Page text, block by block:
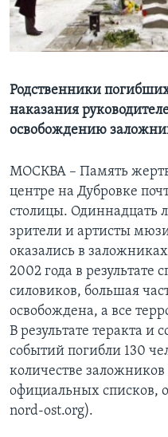
Learning English
Родственники
наказания
освобождению
МОСКВА – Память
центре на Дубровке
столицы. Одиннадцать
зрители и артисты
оказались в
2002 года в результате
силовиков, большая
освобождена, а все
В результате теракта и
событий погибли 130
количестве
официальных списков,
nord-ost.org).